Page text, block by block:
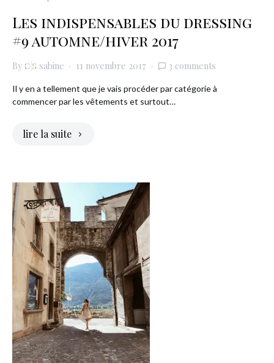
Les indispensables du dressing
#9 automne/hiver 2017
By sabine 11 novembre 2017 3 comments
Il y en a tellement que je vais procéder par catégorie à
commencer par les vêtements et surtout…
lire la suite